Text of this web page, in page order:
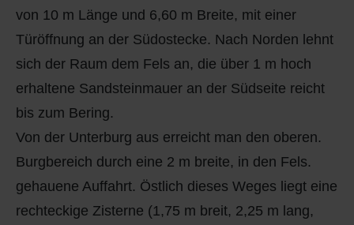
von 10 m Länge und 6,60 m Breite, mit einer
Türöffnung an der Südostecke. Nach Norden lehnt
sich der Raum dem Fels an, die über 1 m hoch
erhaltene Sandsteinmauer an der Südseite reicht
bis zum Bering.
Von der Unterburg aus erreicht man den oberen.
Burgbereich durch eine 2 m breite, in den Fels.
gehauene Auffahrt. Östlich dieses Weges liegt eine
rechteckige Zisterne (1,75 m breit, 2,25 m lang,